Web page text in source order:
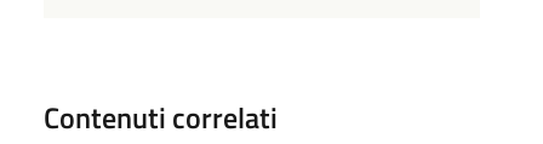
Contenuti correlati